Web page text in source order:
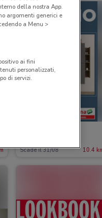
Scade il 31/08 10.4
della nostra App.
argomenti generici e
a Menu >
ai fini
personalizzati,
di servizi.